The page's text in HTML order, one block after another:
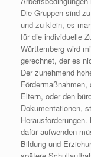
Die Gruppen sind
und zu klein, es
für die individuelle
Württemberg wird
gerechnet, der es
Der zunehmend
Eltern, oder den
Dokumentationen,
dafür aufwenden
Bildung und